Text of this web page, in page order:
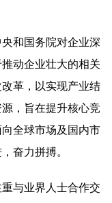
和国务院对企业深
动企业壮大的相关
革，以实现产业结
，旨在提升核心竞
全球市场及国内市
奋力拼搏。
与业界人士合作交